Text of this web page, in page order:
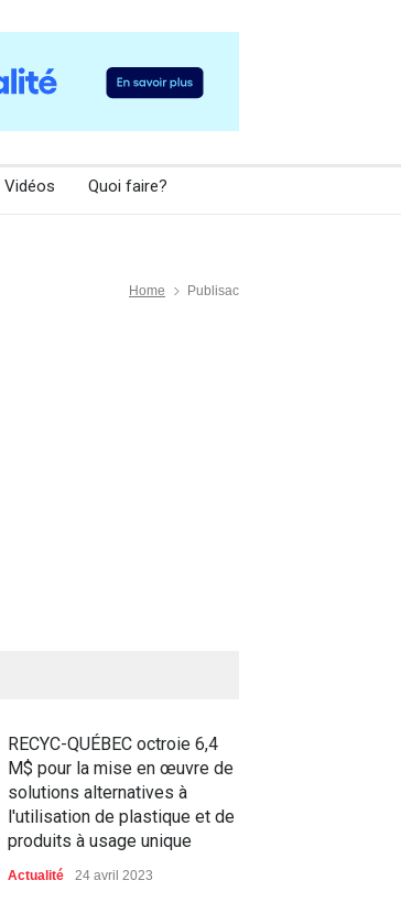
Vidéos Quoi faire?
Home Publisac
RECYC-QUÉBEC octroie 6,4
M$ pour la mise en œuvre de
solutions alternatives à
l'utilisation de plastique et de
produits à usage unique
Actualité 24 avril 2023